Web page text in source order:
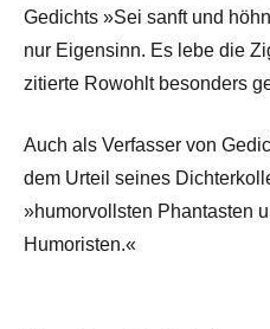
Gedichts »Sei sanft und
nur Eigensinn. Es lebe die
zitierte Rowohlt besonders
Auch als Verfasser von
dem Urteil seines
»humorvollsten Phantasten
Humoristen.«